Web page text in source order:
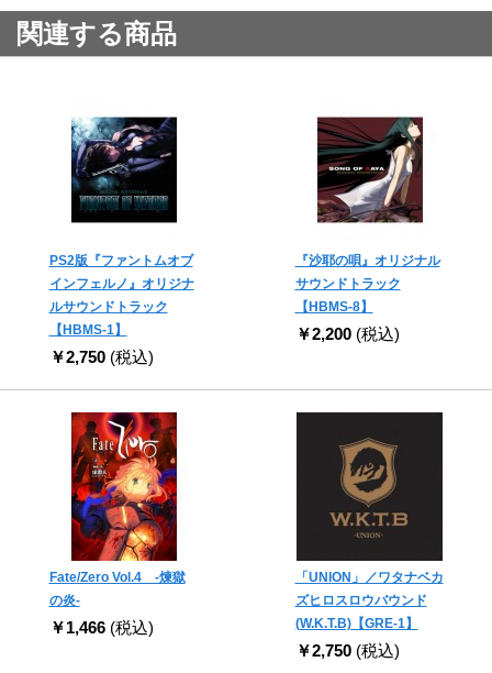
関連する商品
PS2版『ファントムオブ
インフェルノ』オリジナ
ルサウンドトラック
【HBMS-1】
￥2,750 (税込)
『沙耶の唄』オリジナル
サウンドトラック
【HBMS-8】
￥2,200 (税込)
Fate/Zero Vol.4 -煉獄
の炎-
￥1,466 (税込)
「UNION」／ワタナベカ
ズヒロスロウバウンド
(W.K.T.B)【GRE-1】
￥2,750 (税込)